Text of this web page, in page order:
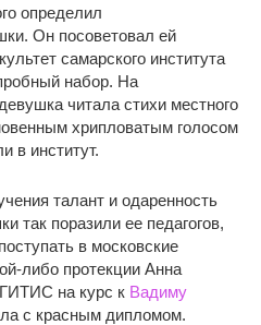
определил
Он посоветовал ей
самарского института
набор. На
читала стихи местного
хрипловатым голосом
в институт.
талант и одаренность
так поразили ее педагогов,
в московские
либо протекции Анна
на курс к Вадиму
с красным дипломом.